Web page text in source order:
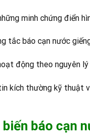
minh chứng điển
tắc báo cạn nước
động theo nguyên lý
kích thường kỹ thuật
biến báo cạn